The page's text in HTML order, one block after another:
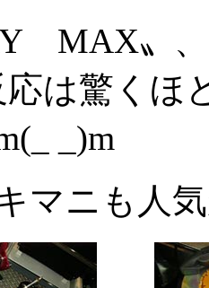
MAX〟
応は驚く
_)m
マニも人